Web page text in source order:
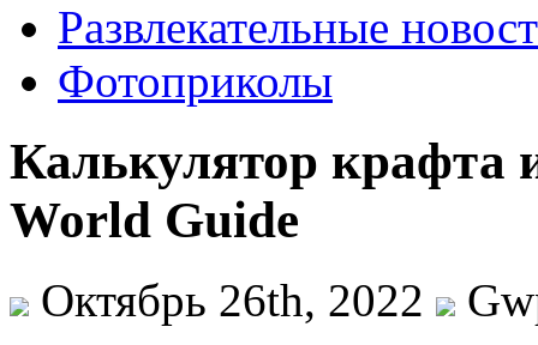
Развлекательные
Фотоприколы
Калькулятор крафта
World Guide
Октябрь 26th, 2022